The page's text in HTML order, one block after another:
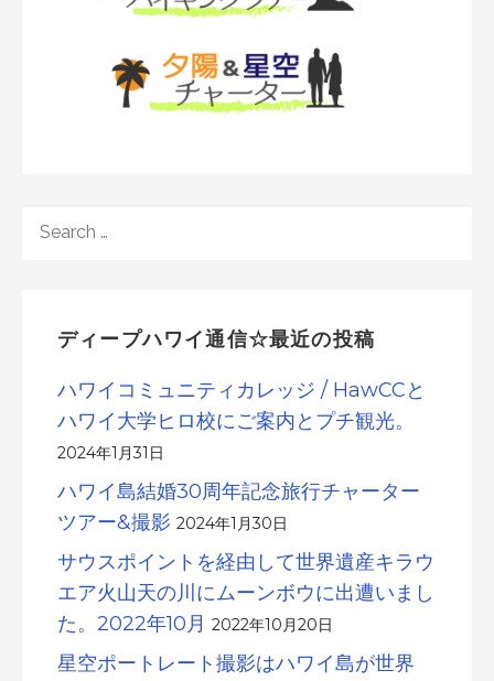
FOR:
ディープハワイ通信☆最近の投稿
ハワイコミュニティカレッジ / HawCCと
ハワイ大学ヒロ校にご案内とプチ観光。
2024年1月31日
ハワイ島結婚30周年記念旅行チャーター
ツアー&撮影 2024年1月30日
サウスポイントを経由して世界遺産キラウ
エア火山天の川にムーンボウに出遭いまし
た。2022年10月 2022年10月20日
星空ポートレート撮影はハワイ島が世界